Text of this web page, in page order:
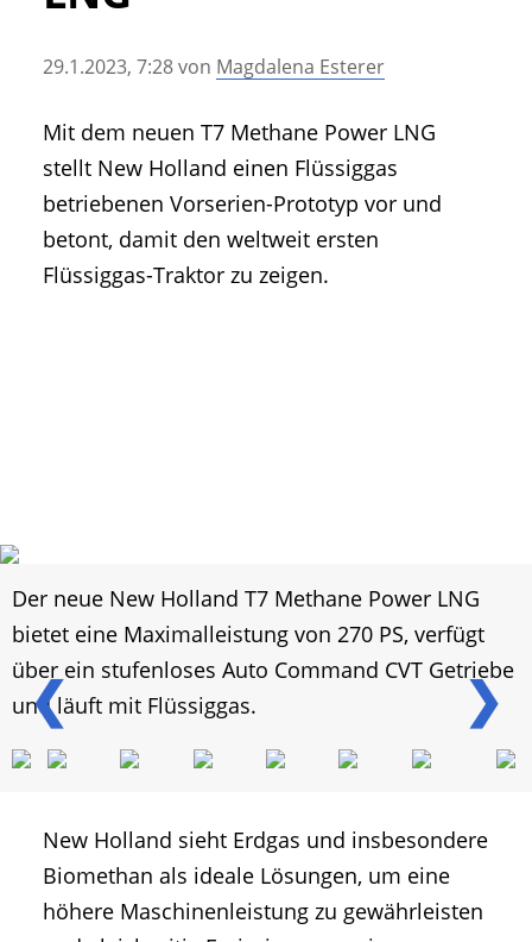
• Messen und Veranstaltungen
• Agritechnica Neuheiten Archiv
• Artikel nach Hersteller/Marke
29.1.2023, 7:28von Magdalena Esterer
Mit dem neuen T7 Methane Power LNG
stellt New Holland einen Flüssiggas
betriebenen Vorserien-Prototyp vor und
betont, damit den weltweit ersten
Flüssiggas-Traktor zu zeigen.
❮ ❯
Der neue New Holland T7 Methane Power LNG
bietet eine Maximalleistung von 270 PS, verfügt
über ein stufenloses Auto Command CVT Getriebe
und läuft mit Flüssiggas.
New Holland sieht Erdgas und insbesondere
Biomethan als ideale Lösungen, um eine
höhere Maschinenleistung zu gewährleisten